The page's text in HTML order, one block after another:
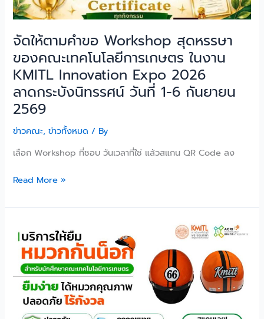
จัดให้ตามคำขอ Workshop สุดหรรษา
ของคณะเทคโนโลยีการเกษตร ในงาน
KMITL Innovation Expo 2026
ลาดกระบังนิทรรศน์ วันที่ 1-6 กันยายน
2569
ข่าวคณะ,ข่าวทั้งหมด / By
เลือก Workshop ที่ชอบ วันเวลาที่ใช่ แล้วสแกน QR Code ลง
Read More »
เทคโนโลยี
การเกษตร
เตรียม
หมวก
กัน
น็อค